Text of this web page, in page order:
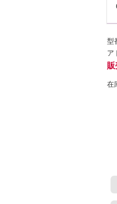
型
ア
在